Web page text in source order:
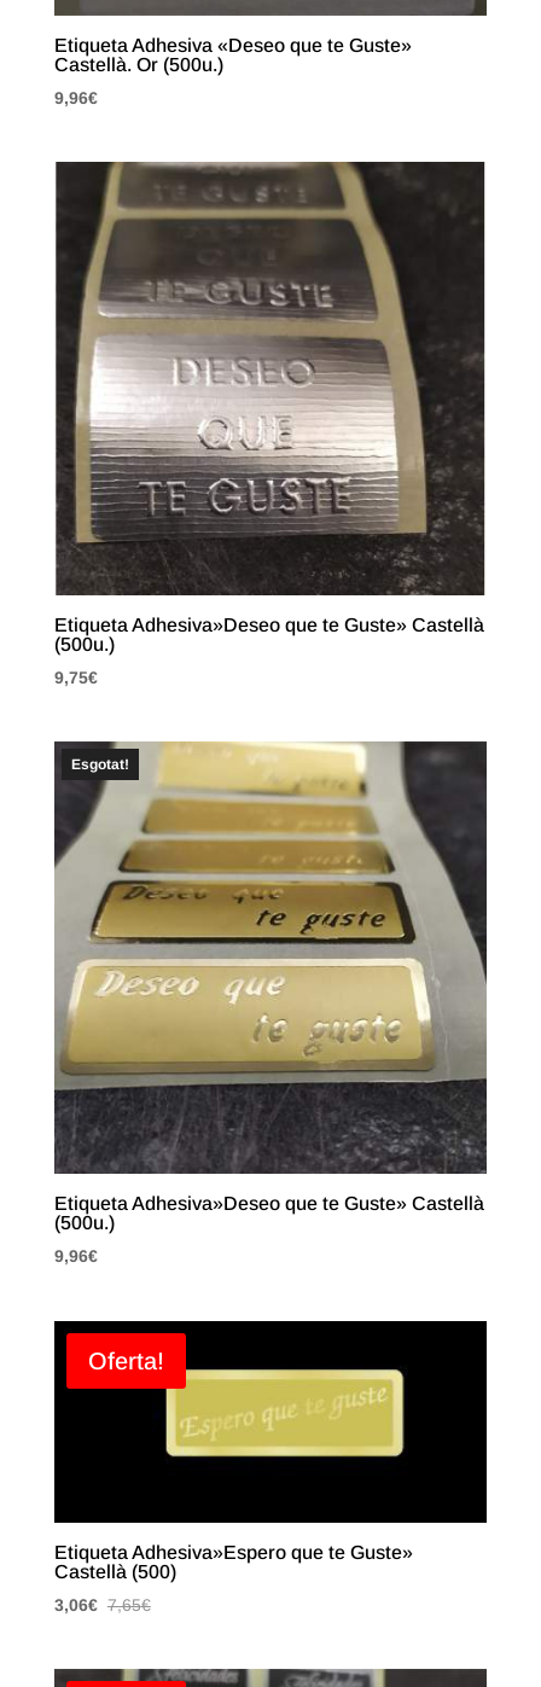
Etiqueta Adhesiva «Deseo que te Guste»
Castellà. Or (500u.)
9,96€
Etiqueta Adhesiva»Deseo que te Guste» Castellà
(500u.)
9,75€
Esgotat!
Etiqueta Adhesiva»Deseo que te Guste» Castellà
(500u.)
9,96€
Oferta!
Etiqueta Adhesiva»Espero que te Guste»
Castellà (500)
3,06€ 7,65€